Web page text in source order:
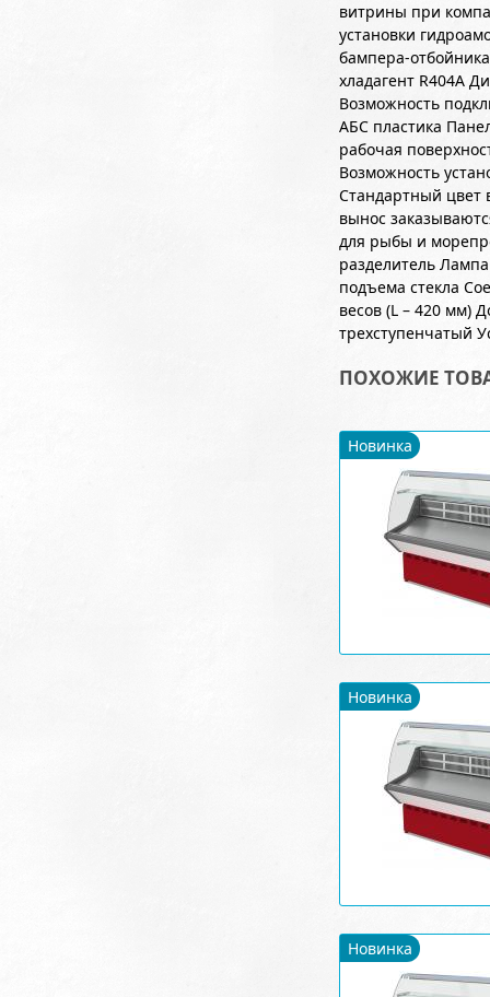
витрины при
установки
бампера-
хладагент R404A
Возможность
АБС пластика
рабочая
Возможность
Стандартный цвет
вынос
для рыбы и
разделитель
подъема стекла
весов (L – 420 мм)
трехступенчатый
ПОХОЖИЕ
Новинка
Новинка
Новинка